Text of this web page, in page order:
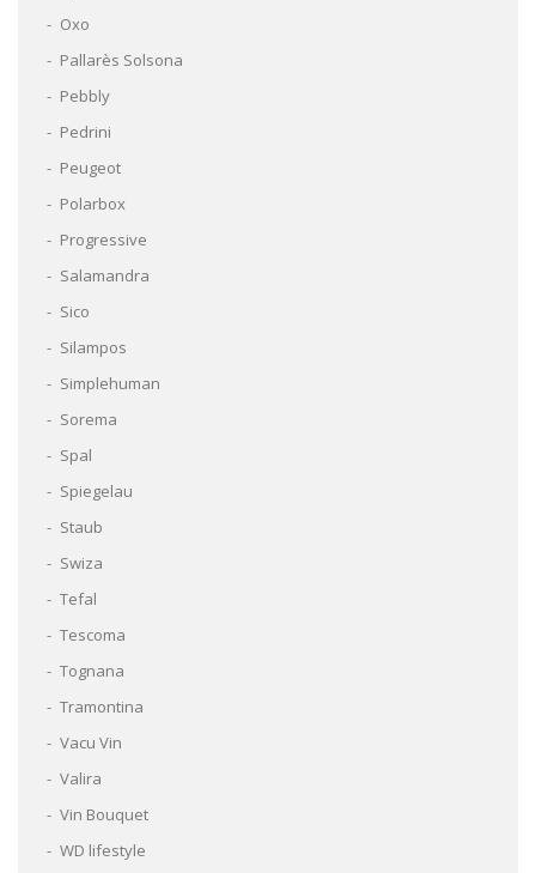
Oxo
Pallarès Solsona
Pebbly
Pedrini
Peugeot
Polarbox
Progressive
Salamandra
Sico
Silampos
Simplehuman
Sorema
Spal
Spiegelau
Staub
Swiza
Tefal
Tescoma
Tognana
Tramontina
Vacu Vin
Valira
Vin Bouquet
WD lifestyle